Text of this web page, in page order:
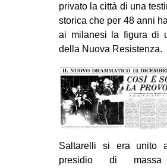
REPRESSIONE
STUDENTI
ARTE
CINEMA
MANIFESTI
RECENSIONI
privato la città di una
storica che per 48 anni
ai milanesi la figura di
della Nuova Resistenza.
Saltarelli si era unito
presidio di massa